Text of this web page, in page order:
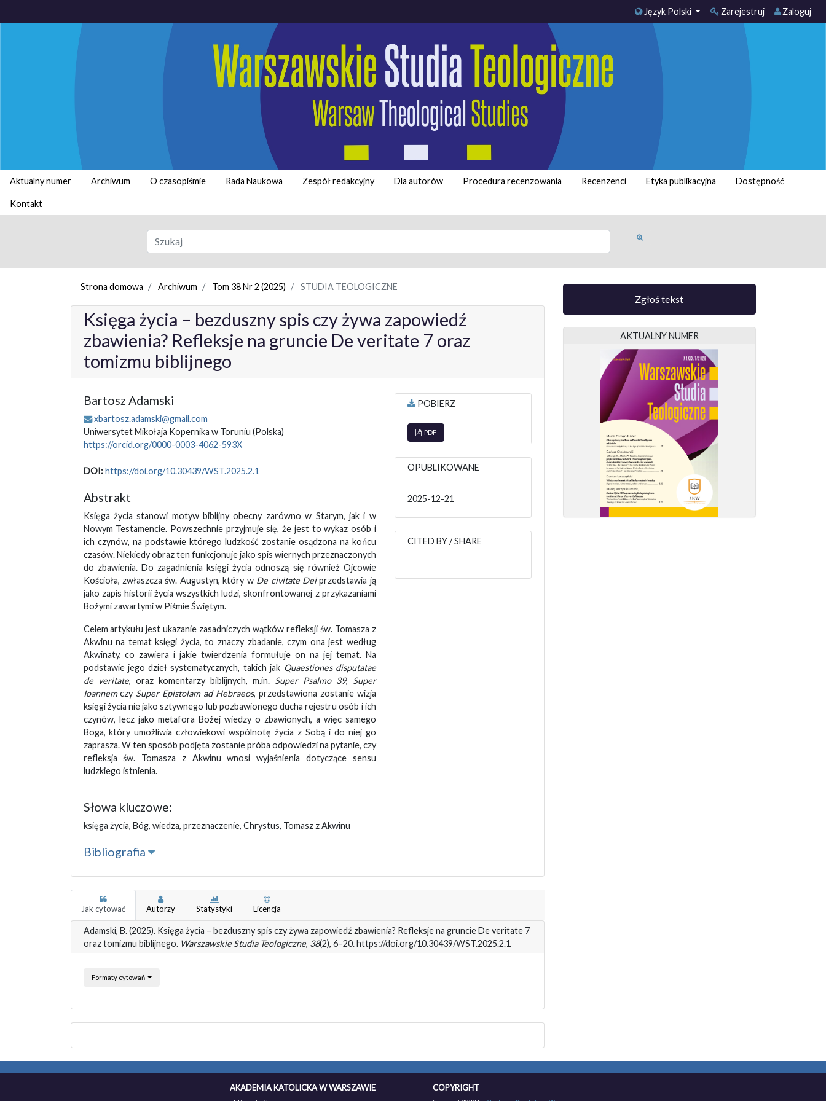
Język Polski Zarejestruj Zaloguj
Aktualny numer Archiwum O czasopiśmie Rada Naukowa Zespół redakcyjny Dla autorów Procedura recenzowania Recenzenci Etyka publikacyjna Dostępność
Kontakt
Strona domowa Archiwum Tom 38 Nr 2 (2025) STUDIA TEOLOGICZNE
Księga życia – bezduszny spis czy żywa zapowiedź
zbawienia? Refleksje na gruncie De veritate 7 oraz
tomizmu biblijnego
Bartosz Adamski
xbartosz.adamski@gmail.com
Uniwersytet Mikołaja Kopernika w Toruniu (Polska)
https://orcid.org/0000-0003-4062-593X
DOI:https://doi.org/10.30439/WST.2025.2.1
Abstrakt
Księga życia stanowi motyw biblijny obecny zarówno w Starym, jak i w
Nowym Testamencie. Powszechnie przyjmuje się, że jest to wykaz osób i
ich czynów, na podstawie którego ludzkość zostanie osądzona na końcu
czasów. Niekiedy obraz ten funkcjonuje jako spis wiernych przeznaczonych
do zbawienia. Do zagadnienia księgi życia odnoszą się również Ojcowie
Kościoła, zwłaszcza św. Augustyn, który w De civitate Deiprzedstawia ją
jako zapis historii życia wszystkich ludzi, skonfrontowanej z przykazaniami
Bożymi zawartymi w Piśmie Świętym.
Celem artykułu jest ukazanie zasadniczych wątków refleksji św. Tomasza z
Akwinu na temat księgi życia, to znaczy zbadanie, czym ona jest według
Akwinaty, co zawiera i jakie twierdzenia formułuje on na jej temat. Na
podstawie jego dzieł systematycznych, takich jak Quaestiones disputatae
de veritate, oraz komentarzy biblijnych, m.in. Super Psalmo 39, Super
Ioannemczy Super Epistolam ad Hebraeos, przedstawiona zostanie wizja
księgi życia nie jako sztywnego lub pozbawionego ducha rejestru osób i ich
czynów, lecz jako metafora Bożej wiedzy o zbawionych, a więc samego
Boga, który umożliwia człowiekowi wspólnotę życia z Sobą i do niej go
zaprasza. W ten sposób podjęta zostanie próba odpowiedzi na pytanie, czy
refleksja św. Tomasza z Akwinu wnosi wyjaśnienia dotyczące sensu
ludzkiego istnienia.
Słowa kluczowe:
księga życia, Bóg, wiedza, przeznaczenie, Chrystus, Tomasz z Akwinu
Bibliografia
POBIERZ
PDF
OPUBLIKOWANE
2025-12-21
CITED BY / SHARE
Jak cytować Autorzy Statystyki Licencja
Adamski, B. (2025). Księga życia – bezduszny spis czy żywa zapowiedź zbawienia? Refleksje na gruncie De veritate 7
oraz tomizmu biblijnego. Warszawskie Studia Teologiczne, 38(2), 6–20. https://doi.org/10.30439/WST.2025.2.1
Formaty cytowań
Zgłoś tekst
AKTUALNY NUMER
AKADEMIA KATOLICKA W WARSZAWIE COPYRIGHT